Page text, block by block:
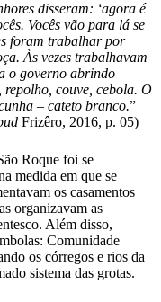
disseram: ‘agora é
Vocês vão para lá se
foram trabalhar por
Às vezes trabalhavam
o governo abrindo
couve, cebola. O
– cateto branco.”
Frizêro, 2016, p. 05)
Roque foi se
medida em que se
os casamentos
organizavam as
Além disso,
Comunidade
os córregos e rios da
sistema das grotas.